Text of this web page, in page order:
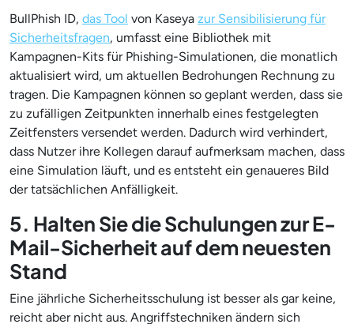
BullPhish ID, das Tool von Kaseya zur Sensibilisierung für
Sicherheitsfragen, umfasst eine Bibliothek mit
Kampagnen-Kits für Phishing-Simulationen, die monatlich
aktualisiert wird, um aktuellen Bedrohungen Rechnung zu
tragen. Die Kampagnen können so geplant werden, dass sie
zu zufälligen Zeitpunkten innerhalb eines festgelegten
Zeitfensters versendet werden. Dadurch wird verhindert,
dass Nutzer ihre Kollegen darauf aufmerksam machen, dass
eine Simulation läuft, und es entsteht ein genaueres Bild
der tatsächlichen Anfälligkeit.
5. Halten Sie die Schulungen zur E-
Mail-Sicherheit auf dem neuesten
Stand
Eine jährliche Sicherheitsschulung ist besser als gar keine,
reicht aber nicht aus. Angriffstechniken ändern sich